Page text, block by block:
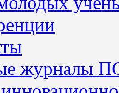
журналы